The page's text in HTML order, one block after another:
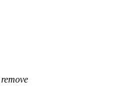
remove